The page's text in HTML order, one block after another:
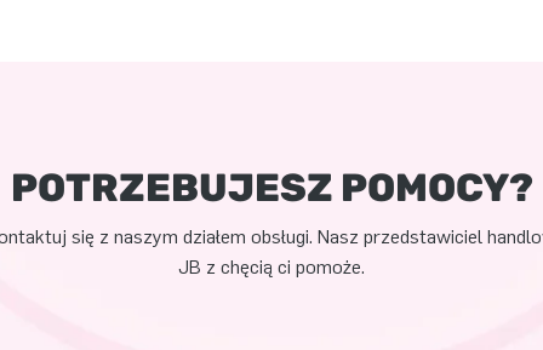
POTRZEBUJESZ POMOCY?
się z naszym działem obsługi. Nasz przedstawiciel
JB z chęcią ci pomoże.